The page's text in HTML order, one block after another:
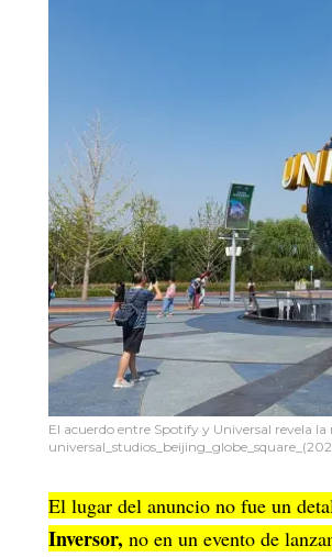
El acuerdo entre Spotify y Universal revela
El lugar del anuncio no fue un
Inversor, no en un evento de